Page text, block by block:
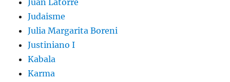
Juan Latorre
Judaisme
Julia Margarita Boreni
Justiniano I
Kabala
Karma